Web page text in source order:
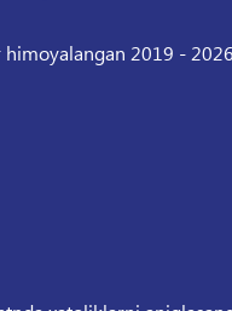
2019 - 2026